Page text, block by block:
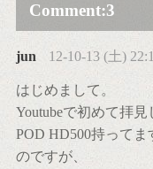
Comment:3
jun 12-10-13 (土)
はじめまして。
Youtubeで初めて拝見
POD HD500持って
のですが、